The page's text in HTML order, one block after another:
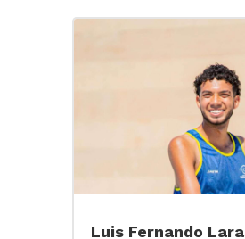
Luis Fernando Lara